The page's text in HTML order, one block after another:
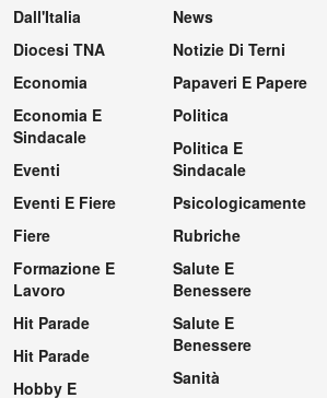
Dall'Italia
Diocesi TNA
Economia
Economia E
Sindacale
Eventi
Eventi E Fiere
Fiere
Formazione E
Lavoro
Hit Parade
Hit Parade
Hobby E
News
Notizie Di Terni
Papaveri E Papere
Politica
Politica E
Sindacale
Psicologicamente
Rubriche
Salute E
Benessere
Salute E
Benessere
Sanità